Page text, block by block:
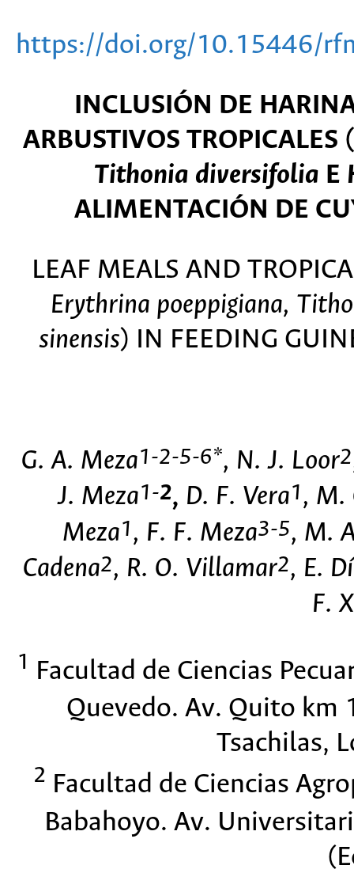
https://doi.org/10.15446/
INCLUSIÓN DE
ARBUSTIVOS TROPICALES (
Tithonia diversifolia E
ALIMENTACIÓN DE
LEAF MEALS AND
Erythrina poeppigiana,
sinensis) IN FEEDING
G. A. Meza1-2-5-6*, N. J. Loor2
J. Meza1-2, D. F. Vera1, M.
Meza1, F. F. Meza3-5, M.
Cadena2, R. O. Villamar2, E.
F.
1 Facultad de Ciencias
Quevedo. Av. Quito km
Tsachilas,
2 Facultad de Ciencias
Babahoyo. Av.